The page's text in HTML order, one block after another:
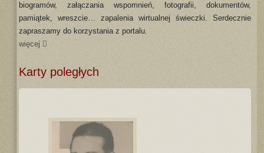
biogramów, załączania wspomnień, fotografii, dokumentów,
pamiątek, wreszcie… zapalenia wirtualnej świeczki. Serdecznie
zapraszamy do korzystania z portalu.
więcej
Karty poległych